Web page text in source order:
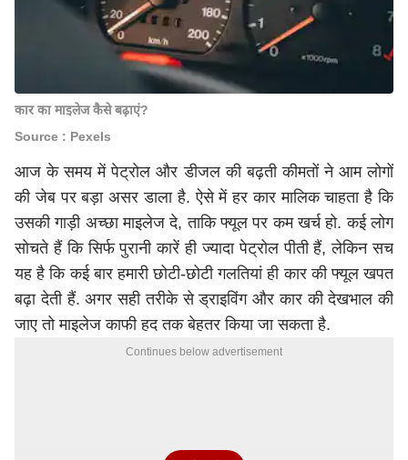
कार का माइलेज कैसे बढ़ाएं?
Source : Pexels
आज के समय में पेट्रोल और डीजल की बढ़ती कीमतों ने आम लोगों
की जेब पर बड़ा असर डाला है. ऐसे में हर कार मालिक चाहता है कि
उसकी गाड़ी अच्छा माइलेज दे, ताकि फ्यूल पर कम खर्च हो. कई लोग
सोचते हैं कि सिर्फ पुरानी कारें ही ज्यादा पेट्रोल पीती हैं, लेकिन सच
यह है कि कई बार हमारी छोटी-छोटी गलतियां ही कार की फ्यूल खपत
बढ़ा देती हैं. अगर सही तरीके से ड्राइविंग और कार की देखभाल की
जाए तो माइलेज काफी हद तक बेहतर किया जा सकता है.
Continues below advertisement